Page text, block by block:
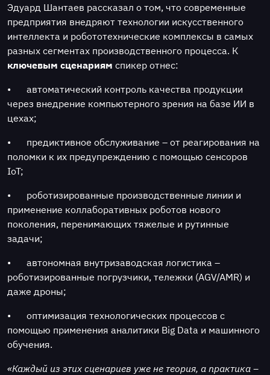
Эдуард Шантаев рассказал о том, что современные
предприятия внедряют технологии искусственного
интеллекта и робототехнические комплексы в самых
разных сегментах производственного процесса. К
ключевым сценариям спикер отнес:
•
автоматический контроль качества продукции
через внедрение компьютерного зрения на базе ИИ в
цехах;
•
предиктивное обслуживание – от реагирования на
поломки к их предупреждению с помощью сенсоров
IoT;
•
роботизированные производственные линии и
применение коллаборативных роботов нового
поколения, перенимающих тяжелые и рутинные
задачи;
•
автономная внутризаводская логистика –
роботизированные погрузчики, тележки (AGV/AMR) и
даже дроны;
•
оптимизация технологических процессов с
помощью применения аналитики Big Data и машинного
обучения.
«Каждый из этих сценариев уже не теория, а практика –